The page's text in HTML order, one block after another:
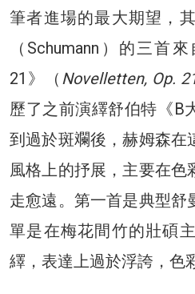
筆者進場的最大期望，
（Schumann）的三首
21》（ Novelletten, Op.
歷了之前演繹舒伯特《B
到過於斑斕後，赫姆森在
風格上的抒展，主要在色
走愈遠。第一首是典型舒
單是在梅花間竹的壯碩
繹，表達上過於浮誇，色